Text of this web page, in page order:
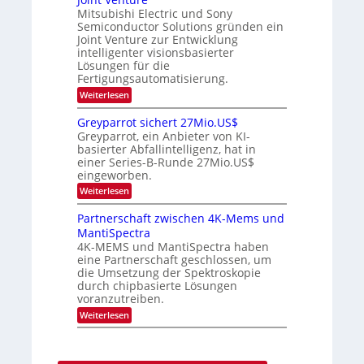
n
d
s
e
n
H
a
l
b
j
a
h
i
m
m
t
i
n
d
e
r
D
A
C
H
-
I
n
d
u
s
t
r
i
e
z
u
i
k
-
K
u
r
s
v
o
n
P
h
o
t
o
n
i
c
s
H
u
b
Mitsubishi Electric und Sony
Semiconductor Solutions gründen ein
Joint Venture zur Entwicklung
intelligenter visionsbasierter
Lösungen für die
Fertigungsautomatisierung.
Weiterlesen:
M
t
s
u
b
i
s
h
i
E
l
e
c
t
r
i
c
u
n
Greyparrot sichert 27Mio.US$
Greyparrot, ein Anbieter von KI-
basierter Abfallintelligenz, hat in
einer Series-B-Runde 27Mio.US$
eingeworben.
Weiterlesen:
G
r
e
y
p
a
r
r
o
t
s
i
e
Partnerschaft zwischen 4K-Mems und
MantiSpectra
4K-MEMS und MantiSpectra haben
eine Partnerschaft geschlossen, um
die Umsetzung der Spektroskopie
durch chipbasierte Lösungen
voranzutreiben.
Weiterlesen:
P
t